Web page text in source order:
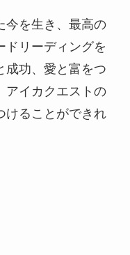
今を生き、最高の
ドリーディングを
成功、愛と富をつ
イカクエストの
けることができれ